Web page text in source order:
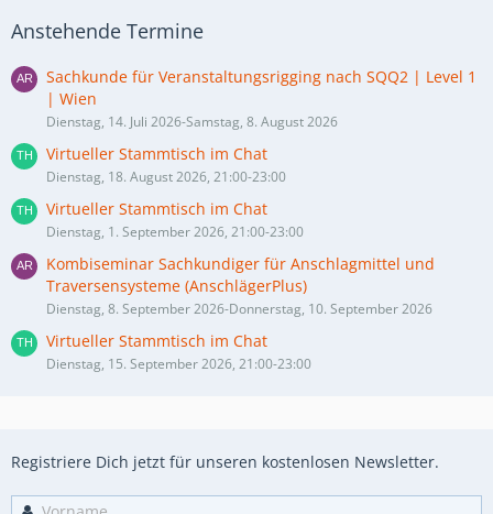
Anstehende Termine
Sachkunde für Veranstaltungsrigging nach SQQ2 | Level 1
| Wien
Dienstag, 14. Juli 2026-Samstag, 8. August 2026
Virtueller Stammtisch im Chat
Dienstag, 18. August 2026, 21:00-23:00
Virtueller Stammtisch im Chat
Dienstag, 1. September 2026, 21:00-23:00
Kombiseminar Sachkundiger für Anschlagmittel und
Traversensysteme (AnschlägerPlus)
Dienstag, 8. September 2026-Donnerstag, 10. September 2026
Virtueller Stammtisch im Chat
Dienstag, 15. September 2026, 21:00-23:00
Registriere Dich jetzt für unseren kostenlosen Newsletter.